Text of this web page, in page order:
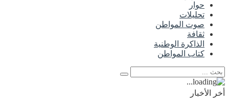
حوار
تحليلات
صوت المواطن
ثقافة
الذاكرة الوطنية
كتاب المواطن
أخر الأخبار